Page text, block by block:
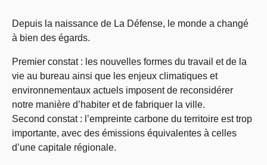
Depuis la naissance de La Défense, le monde a changé
à bien des égards.
Premier constat : les nouvelles formes du travail et de la
vie au bureau ainsi que les enjeux climatiques et
environnementaux actuels imposent de reconsidérer
notre manière d’habiter et de fabriquer la ville.
Second constat : l’empreinte carbone du territoire est trop
importante, avec des émissions équivalentes à celles
d’une capitale régionale.